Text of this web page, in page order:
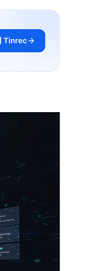
Tinrec